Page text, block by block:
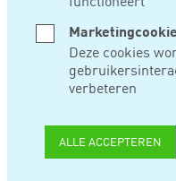
Deze cookies
verbeteren
ALLE ACCEPTEREN
BEROEP
Belastingzaken
aangegeven hoe de